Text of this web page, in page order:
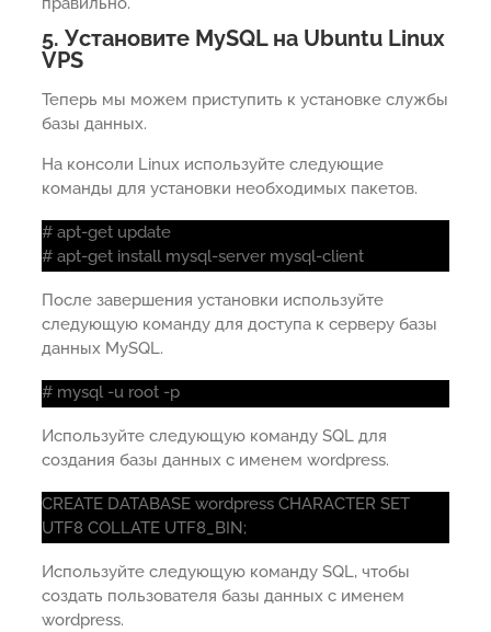
5. Установите MySQL на Ubuntu Linux
VPS
Теперь мы можем приступить к установке службы
базы данных.
На консоли Linux используйте следующие
команды для установки необходимых пакетов.
# apt-get update
# apt-get install mysql-server mysql-client
После завершения установки используйте
следующую команду для доступа к серверу базы
данных MySQL.
# mysql -u root -p
Используйте следующую команду SQL для
создания базы данных с именем wordpress.
CREATE DATABASE wordpress CHARACTER SET
UTF8 COLLATE UTF8_BIN;
Используйте следующую команду SQL, чтобы
создать пользователя базы данных с именем
wordpress.